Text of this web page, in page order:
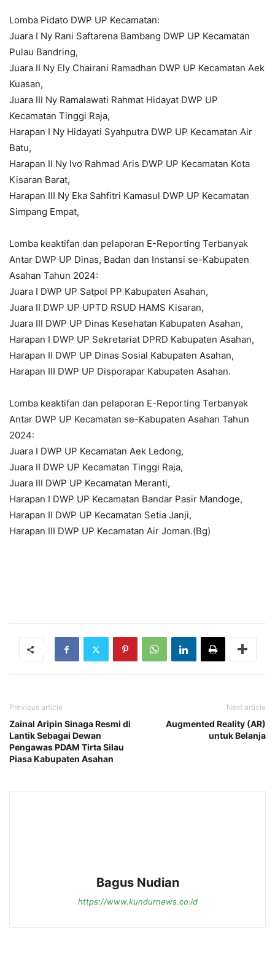
Lomba Pidato DWP UP Kecamatan:
Juara I Ny Rani Saftarena Bambang DWP UP Kecamatan
Pulau Bandring,
Juara II Ny Ely Chairani Ramadhan DWP UP Kecamatan Aek
Kuasan,
Juara III Ny Ramalawati Rahmat Hidayat DWP UP
Kecamatan Tinggi Raja,
Harapan I Ny Hidayati Syahputra DWP UP Kecamatan Air
Batu,
Harapan II Ny Ivo Rahmad Aris DWP UP Kecamatan Kota
Kisaran Barat,
Harapan III Ny Eka Sahfitri Kamasul DWP UP Kecamatan
Simpang Empat,
Lomba keaktifan dan pelaporan E-Reporting Terbanyak
Antar DWP UP Dinas, Badan dan Instansi se-Kabupaten
Asahan Tahun 2024:
Juara I DWP UP Satpol PP Kabupaten Asahan,
Juara II DWP UP UPTD RSUD HAMS Kisaran,
Juara III DWP UP Dinas Kesehatan Kabupaten Asahan,
Harapan I DWP UP Sekretariat DPRD Kabupaten Asahan,
Harapan II DWP UP Dinas Sosial Kabupaten Asahan,
Harapan III DWP UP Disporapar Kabupaten Asahan.
Lomba keaktifan dan pelaporan E-Reporting Terbanyak
Antar DWP UP Kecamatan se-Kabupaten Asahan Tahun
2024:
Juara I DWP UP Kecamatan Aek Ledong,
Juara II DWP UP Kecamatan Tinggi Raja,
Juara III DWP UP Kecamatan Meranti,
Harapan I DWP UP Kecamatan Bandar Pasir Mandoge,
Harapan II DWP UP Kecamatan Setia Janji,
Harapan III DWP UP Kecamatan Air Joman.(Bg)
Previous article
Zainal Aripin Sinaga Resmi di
Lantik Sebagai Dewan
Pengawas PDAM Tirta Silau
Piasa Kabupaten Asahan
Next article
Augmented Reality (AR)
untuk Belanja
Bagus Nudian
https://www.kundurnews.co.id